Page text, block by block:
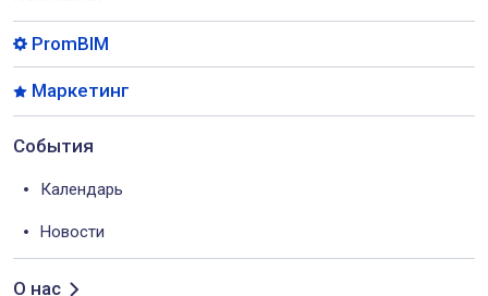
PromBIM
Маркетинг
События
Календарь
Новости
О нас